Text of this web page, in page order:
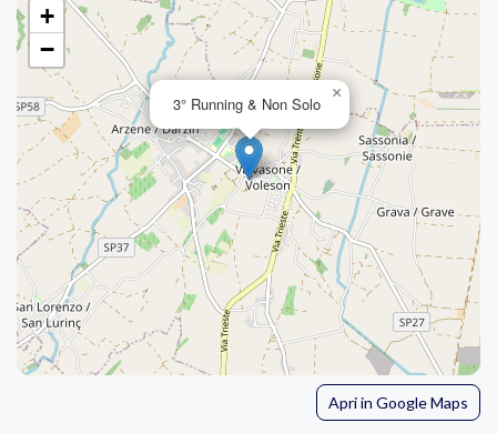
3° Running & Non Solo
×
+
−
Apri in Google Maps